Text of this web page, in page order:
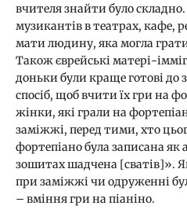
вчителя знайти було
музикантів в театрах, кафе,
мати людину, яка могла
Також єврейські матері-
доньки були краще готові
спосіб, щоб вчити їх гри на
жінки, які грали на
заміжжі, перед тими, хто
фортепіано була записана як
зошитах шадчена [сватів]».
при заміжжі чи одруженні
– вміння гри на піаніно.